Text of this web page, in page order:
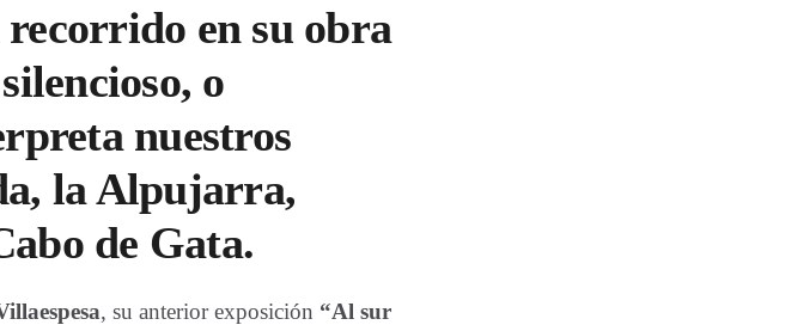
recorrido en su obra
o
nuestros
la Alpujarra,
de Gata.
, su anterior exposición “Al sur